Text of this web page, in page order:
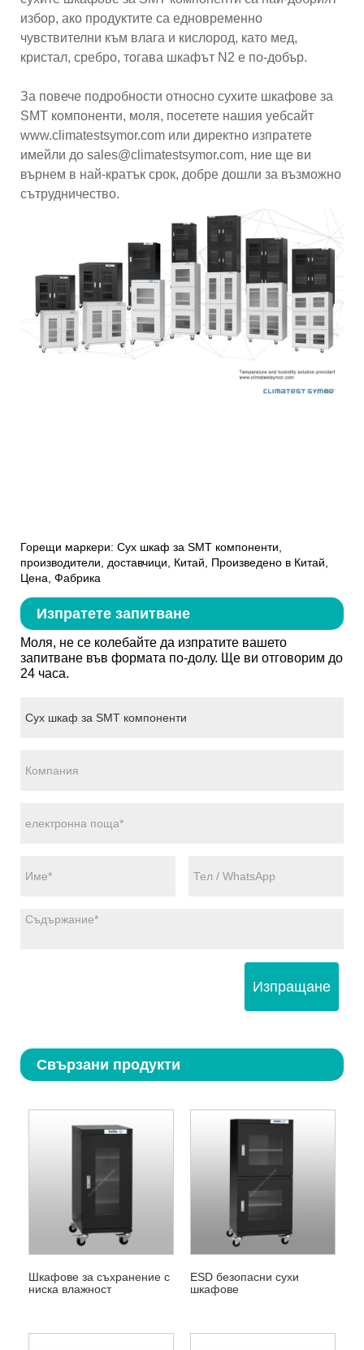
избор, ако продуктите са едновременно
чувствителни към влага и кислород, като мед,
кристал, сребро, тогава шкафът N2 е по-добър.
За повече подробности относно сухите шкафове за
SMT компоненти, моля, посетете нашия уебсайт
www.climatestsymor.com или директно изпратете
имейли до sales@climatestsymor.com, ние ще ви
върнем в най-кратък срок, добре дошли за възможно
сътрудничество.
Горещи маркери: Сух шкаф за SMT компоненти,
производители, доставчици, Китай, Произведено в Китай,
Цена, Фабрика
Изпратете запитване
Моля, не се колебайте да изпратите вашето
запитване във формата по-долу. Ще ви отговорим до
24 часа.
Изпращане
Свързани продукти
Шкафове за съхранение с
ниска влажност
ESD безопасни сухи
шкафове